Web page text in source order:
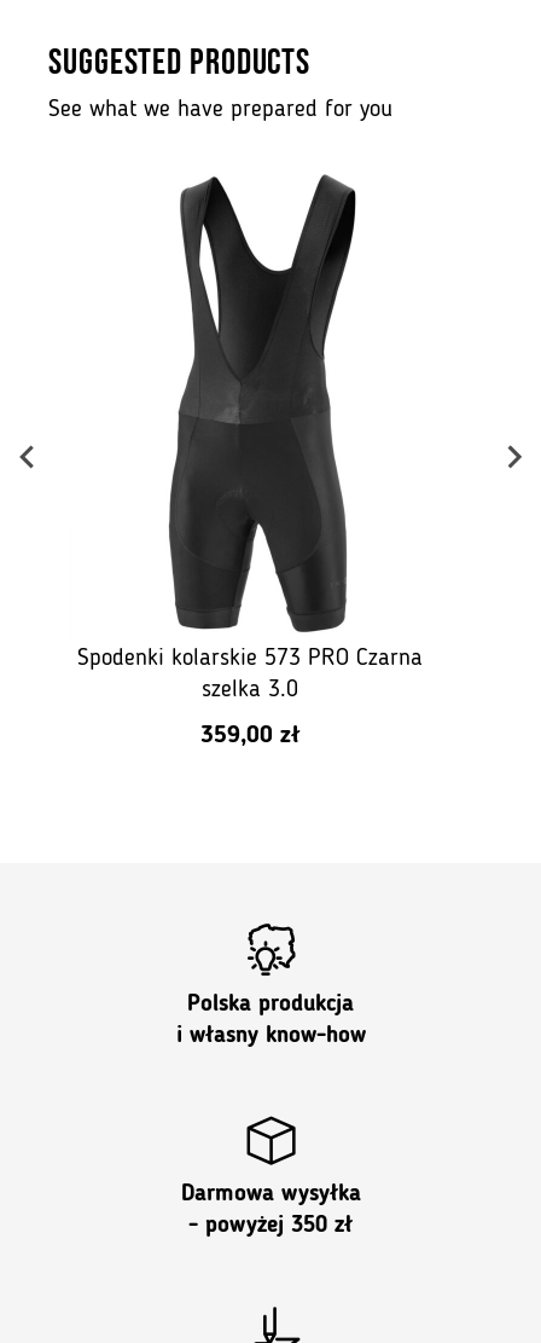
SUGGESTED PRODUCTS
See what we have prepared for you
Spodenki kolarskie 573 PRO Czarna
szelka 3.0
359,00 zł
Polska produkcja
i własny know-how
Darmowa wysyłka
- powyżej 350 zł